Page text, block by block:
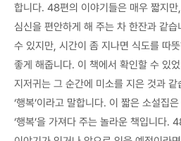
합니다. 48편의 이야기들은 매우 짧지
심신을 편안하게 해 주는 차 한잔과 같
수 있지만, 시간이 좀 지나면 식도를 따
좋게 해줍니다. 이 책에서 확인할 수 있
지저귀는 그 순간에 미소를 지은 것과 같
‘행복’이라고 말합니다. 이 짧은 소설집
‘행복’을 가져다 주는 놀라운 책입니다.